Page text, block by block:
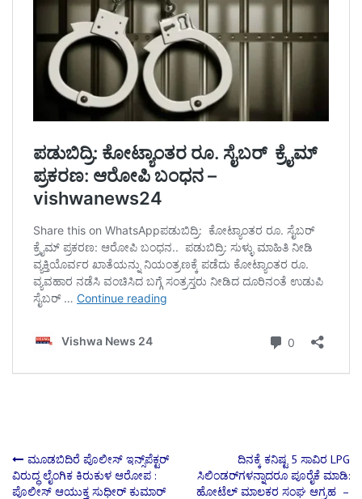
Post
ಮೂಡಬಿದಿರೆ ಪೊಲೀಸ್ ಇನ್ಸ್‌ಪೆಕ್ಟರ್
ವಿರುದ್ಧ ಲೈಂಗಿಕ ಕಿರುಕುಳ ಆರೋಪ :
ಪೊಲೀಸ್ ಆಯುಕ್ತ ಸುಧೀರ್​​​​​​​​​​​​ ಕುಮಾರ್
ದಿನಕ್ಕೆ ಕನಿಷ್ಟ 5 ಸಾವಿರ LPG
ಸಿಲಿಂಡರ್‌ಗಳನ್ನಾದರೂ ಪೂರೈಕೆ ಮಾಡಿ:
ಹೋಟೆಲ್ ಮಾಲಕರ ಸಂಘ ಆಗ್ರಹ –